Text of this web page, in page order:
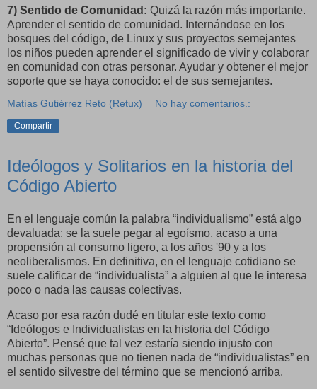
7) Sentido de Comunidad: Quizá la razón más importante.
Aprender el sentido de comunidad. Internándose en los
bosques del código, de Linux y sus proyectos semejantes
los niños pueden aprender el significado de vivir y colaborar
en comunidad con otras personar. Ayudar y obtener el mejor
soporte que se haya conocido: el de sus semejantes.
Matías Gutiérrez Reto (Retux) No hay comentarios.:
Compartir
Ideólogos y Solitarios en la historia del
Código Abierto
En el lenguaje común la palabra “individualismo” está algo
devaluada: se la suele pegar al egoísmo, acaso a una
propensión al consumo ligero, a los años '90 y a los
neoliberalismos. En definitiva, en el lenguaje cotidiano se
suele calificar de “individualista” a alguien al que le interesa
poco o nada las causas colectivas.
Acaso por esa razón dudé en titular este texto como
“Ideólogos e Individualistas en la historia del Código
Abierto”. Pensé que tal vez estaría siendo injusto con
muchas personas que no tienen nada de “individualistas” en
el sentido silvestre del término que se mencionó arriba.